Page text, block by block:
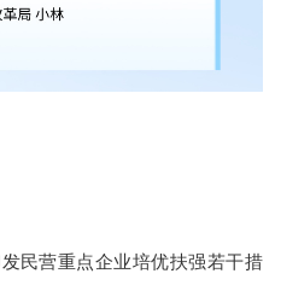
民营重点企业培优扶强若干措